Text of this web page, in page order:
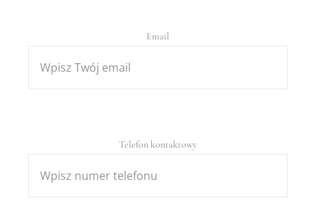
Email
Telefon kontaktowy